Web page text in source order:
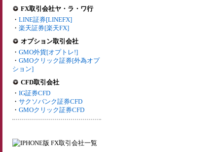
FX取引会社ヤ・ラ・ワ行
・ LINE証券[LINEFX]
・ 楽天証券[楽天FX]
オプション取引会社
・ GMO外貨[オプトレ!]
・ GMOクリック証券[外為オプ
ション]
CFD取引会社
・ IG証券CFD
・ サクソバンク証券CFD
・ GMOクリック証券CFD